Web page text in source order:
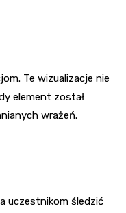
Te wizualizacje nie
element został
wrażeń.
uczestnikom śledzić